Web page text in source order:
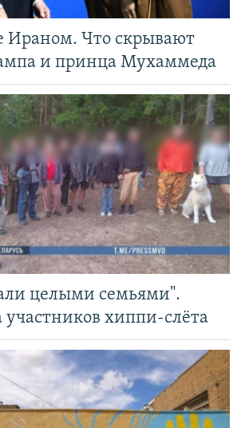
Ираном. Что скрывают
и принца Мухаммеда
целыми семьями".
участников хиппи-слёта